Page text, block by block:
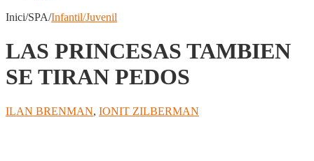
Inici/SPA/Infantil/Juvenil
LAS PRINCESAS TAMBIEN
SE TIRAN PEDOS
ILAN BRENMAN, IONIT ZILBERMAN